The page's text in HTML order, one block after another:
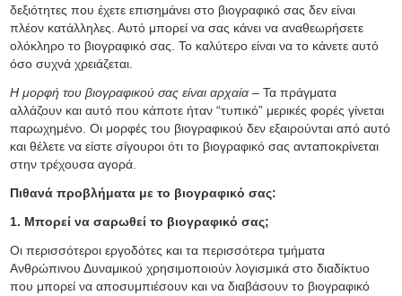
δεξιότητες που έχετε επισημάνει στο βιογραφικό σας δεν είναι
πλέον κατάλληλες. Αυτό μπορεί να σας κάνει να αναθεωρήσετε
ολόκληρο το βιογραφικό σας. Το καλύτερο είναι να το κάνετε αυτό
όσο συχνά χρειάζεται.
Η μορφή του βιογραφικού σας είναι αρχαία – Τα πράγματα
αλλάζουν και αυτό που κάποτε ήταν “τυπικό” μερικές φορές γίνεται
παρωχημένο. Οι μορφές του βιογραφικού δεν εξαιρούνται από αυτό
και θέλετε να είστε σίγουροι ότι το βιογραφικό σας ανταποκρίνεται
στην τρέχουσα αγορά.
Πιθανά προβλήματα με το βιογραφικό σας:
1. Μπορεί να σαρωθεί το βιογραφικό σας;
Οι περισσότεροι εργοδότες και τα περισσότερα τμήματα
Ανθρώπινου Δυναμικού χρησιμοποιούν λογισμικά στο διαδίκτυο
που μπορεί να αποσυμπιέσουν και να διαβάσουν το βιογραφικό